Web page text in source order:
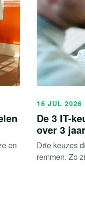
en
16 JUL 2026
De 3 IT-
over 3
Drie keuzes
remmen. Zo